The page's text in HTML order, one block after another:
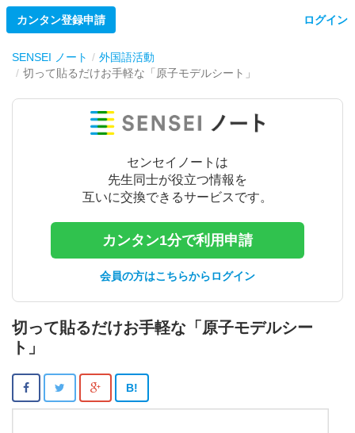
カンタン登録申請 ログイン
SENSEI ノート
外国語活動
切って貼るだけお手軽な「原子モデルシート」
センセイノートは
先生同士が役立つ情報を
互いに交換できるサービスです。
カンタン1分で利用申請
会員の方はこちらからログイン
切って貼るだけお手軽な「原子モデルシー
ト」
B!